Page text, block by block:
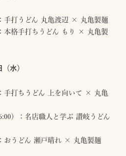
手打うどん 丸亀渡辺 × 丸亀製麺
本格手打ちうどん もり × 丸亀製
水）
手打ちうどん 上を向いて × 丸亀
）：名店職人と学ぶ 讃岐うどん
おうどん 瀬戸晴れ × 丸亀製麺